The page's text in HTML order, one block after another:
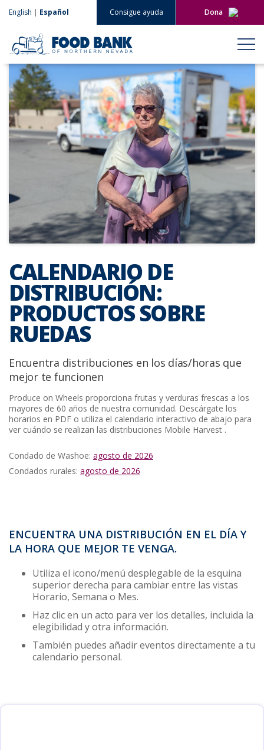
English | Español Consigue ayuda
Dona
Dona ahora
Regala
CALENDARIO DE
DISTRIBUCIÓN:
PRODUCTOS SOBRE
RUEDAS
Encuentra distribuciones en los días/horas que
mejor te funcionen
Produce on Wheels proporciona frutas y verduras frescas a los
mayores de 60 años de nuestra comunidad. Descárgate los
horarios en PDF o utiliza el calendario interactivo de abajo para
ver cuándo se realizan las distribuciones Mobile Harvest .
Condado de Washoe: agosto de 2026
Condados rurales: agosto de 2026
ENCUENTRA UNA DISTRIBUCIÓN EN EL DÍA Y
LA HORA QUE MEJOR TE VENGA.
Utiliza el icono/menú desplegable de la esquina
superior derecha para cambiar entre las vistas
Horario, Semana o Mes.
Haz clic en un acto para ver los detalles, incluida la
elegibilidad y otra información.
También puedes añadir eventos directamente a tu
calendario personal.